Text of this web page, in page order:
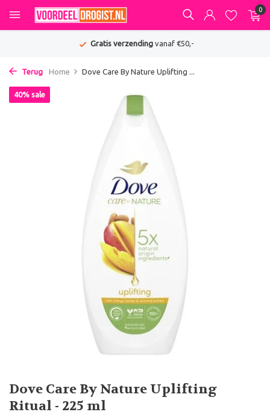
0
Gratis verzendingvanaf €50,-
Terug Home Dove Care By Nature Uplifting ...
Dove Care By Nature Uplifting
Ritual - 225 ml
40% sale